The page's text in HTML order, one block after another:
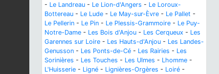
- Le Landreau - Le Lion-d'Angers - Le Loroux-
Bottereau - Le Lude - Le May-sur-Èvre - Le Pallet -
Le Pellerin - Le Pin - Le Plessis-Grammoire - Le Puy-
Notre-Dame - Les Bois d'Anjou - Les Cerqueux - Les
Garennes sur Loire - Les Hauts-d'Anjou - Les Landes-
Genusson - Les Ponts-de-Cé - Les Rairies - Les
Sorinières - Les Touches - Les Ulmes - Lhomme -
L'Huisserie - Ligné - Lignières-Orgères - Loiré -